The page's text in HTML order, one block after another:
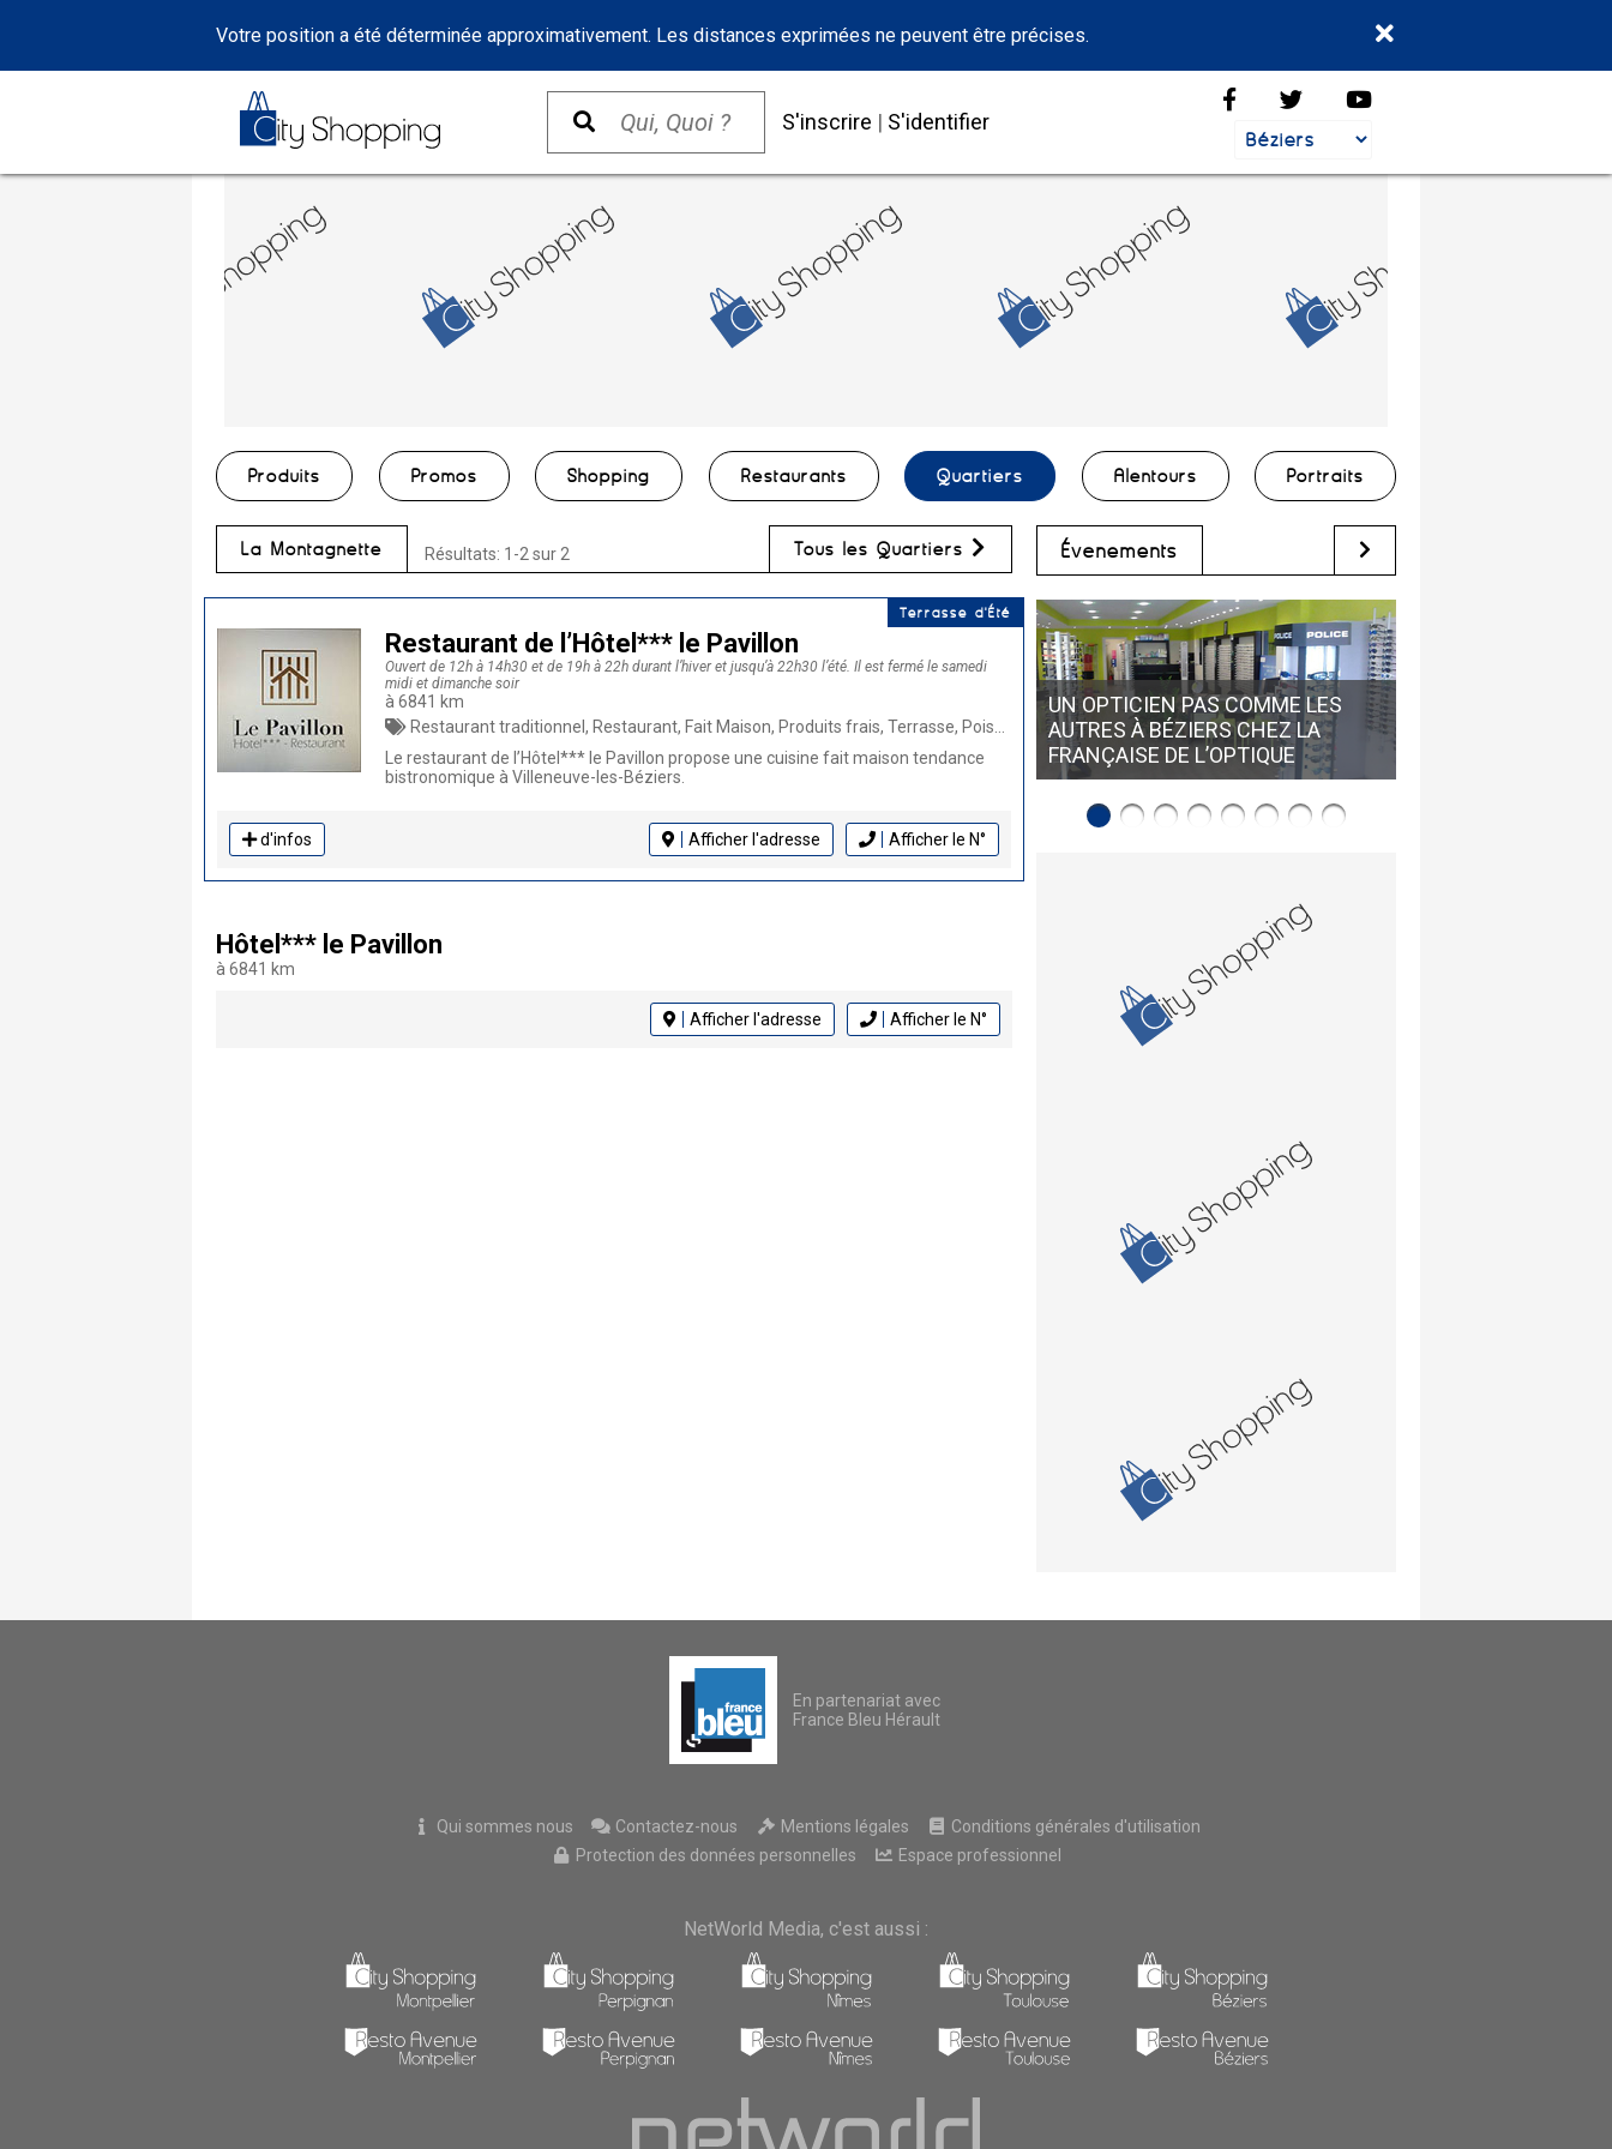
Votre position a été déterminée approximativement. Les distances exprimées ne peuvent être précises.
S'inscrire | S'identifier
Produits Promos Shopping Restaurants Quartiers Alentours Portraits
La Montagnette Résultats: 1-2 sur 2 Tous les Quartiers
Terrasse d'Été
Restaurant de l’Hôtel*** le Pavillon
Ouvert de 12h à 14h30 et de 19h à 22h durant l’hiver et jusqu’à 22h30 l’été. Il est fermé le samedi
midi et dimanche soir
à 6841 km
Restaurant traditionnel, Restaurant, Fait Maison, Produits frais, Terrasse, Poissons et coquillages, Repas de groupe, Animaux bienvenus, Cuisine française, Burger
Le restaurant de l’Hôtel*** le Pavillon propose une cuisine fait maison tendance
bistronomique à Villeneuve-les-Béziers.
d'infos Afficher l'adresse Afficher le N°
Hôtel*** le Pavillon
à 6841 km
Afficher l'adresse Afficher le N°
Évènements
UN OPTICIEN PAS COMME LES
AUTRES À BÉZIERS CHEZ LA
FRANÇAISE DE L’OPTIQUE
En partenariat avec
France Bleu Hérault
Qui sommes nous Contactez-nous Mentions légales
Conditions générales d'utilisation
Protection des données personnelles
Espace professionnel
NetWorld Media, c'est aussi :